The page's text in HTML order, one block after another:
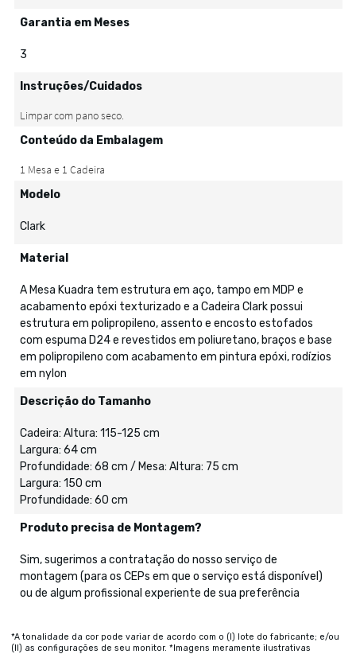
Garantia em Meses
3
Instruções/Cuidados
Conteúdo da Embalagem
Modelo
Clark
Material
A Mesa Kuadra tem estrutura em aço, tampo em MDP e
acabamento epóxi texturizado e a Cadeira Clark possui
estrutura em polipropileno, assento e encosto estofados
com espuma D24 e revestidos em poliuretano, braços e base
em polipropileno com acabamento em pintura epóxi, rodízios
em nylon
Descrição do Tamanho
Cadeira: Altura: 115-125 cm
Largura: 64 cm
Profundidade: 68 cm / Mesa: Altura: 75 cm
Largura: 150 cm
Profundidade: 60 cm
Produto precisa de Montagem?
Sim, sugerimos a contratação do nosso serviço de
montagem (para os CEPs em que o serviço está disponível)
ou de algum profissional experiente de sua preferência
*A tonalidade da cor pode variar de acordo com o (I) lote do fabricante; e/ou
(II) as configurações de seu monitor. *Imagens meramente ilustrativas